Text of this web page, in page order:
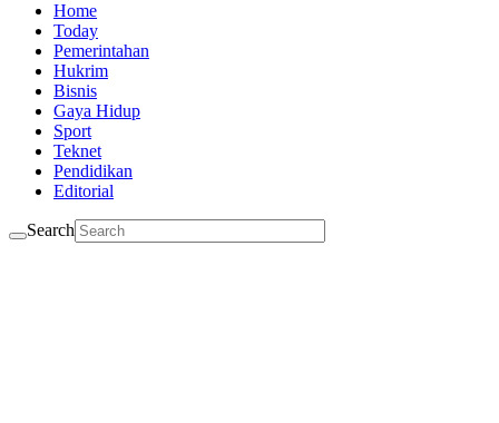
Home
Today
Pemerintahan
Hukrim
Bisnis
Gaya Hidup
Sport
Teknet
Pendidikan
Editorial
Search